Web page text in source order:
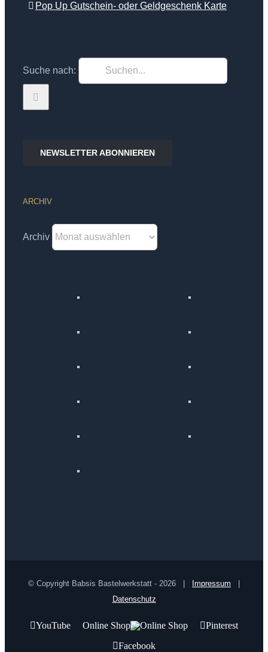
Pop Up Gutschein- oder Geldgeschenk Karte
Suche nach:
NEWSLETTER ABONNIEREN
ARCHIV
Archiv
© Copyright Babsis Bastelwerkstatt - 2026 | Impressum
Datenschutz
YouTube Online Shop
Pinterest
Facebook